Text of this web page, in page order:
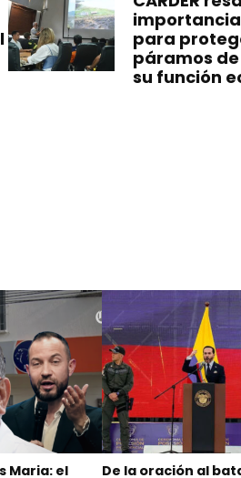
para
páramos
su función
Maria: el
De la oración al